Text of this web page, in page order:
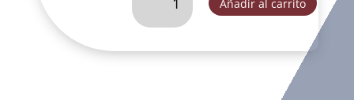
DORMIDO
CM-
Añadir al carrito